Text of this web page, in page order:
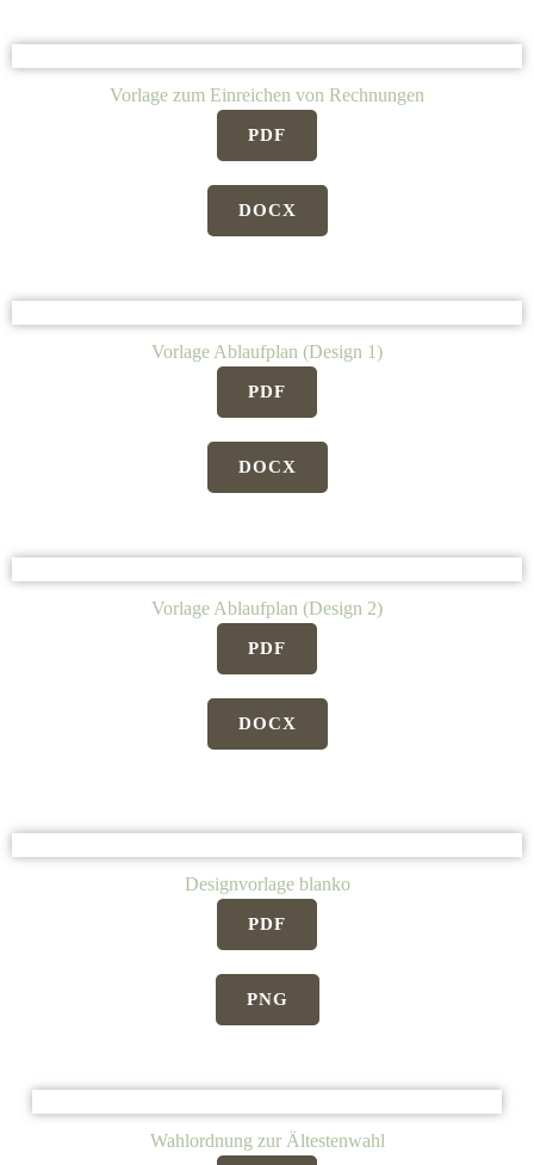
Vorlage zum Einreichen von Rechnungen
PDF
DOCX
Vorlage Ablaufplan (Design 1)
PDF
DOCX
Vorlage Ablaufplan (Design 2)
PDF
DOCX
Designvorlage blanko
PDF
PNG
Wahlordnung zur Ältestenwahl